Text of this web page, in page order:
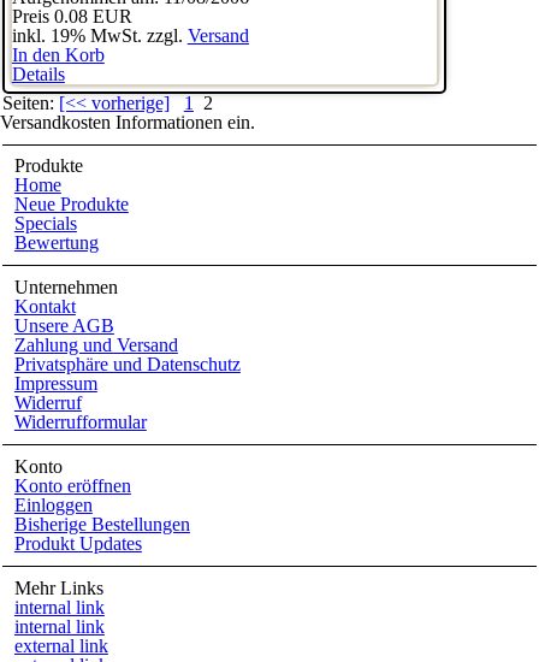
Preis 0.08 EUR
inkl. 19% MwSt. zzgl. Versand
In den Korb
Details
Seiten: [<< vorherige] 1
2
Versandkosten Informationen ein.
Produkte
Home
Neue Produkte
Specials
Bewertung
Unternehmen
Kontakt
Unsere AGB
Zahlung und Versand
Privatsphäre und Datenschutz
Impressum
Widerruf
Widerrufformular
Konto
Konto eröffnen
Einloggen
Bisherige Bestellungen
Produkt Updates
Mehr Links
internal link
internal link
external link